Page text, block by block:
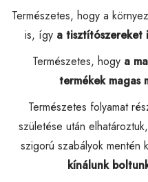
Természetes, hogy a
is, így a tisztítószereket
Természetes, hogy a
termékek magas
Természetes folyamat
születése után
szigorú szabályok mentén
kínálunk